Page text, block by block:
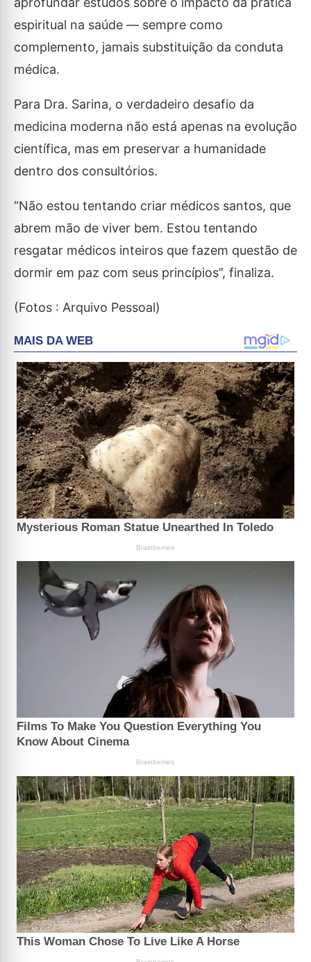
espiritual na saúde — sempre como
complemento, jamais substituição da conduta
médica.
Para Dra. Sarina, o verdadeiro desafio da
medicina moderna não está apenas na evolução
científica, mas em preservar a humanidade
dentro dos consultórios.
“Não estou tentando criar médicos santos, que
abrem mão de viver bem. Estou tentando
resgatar médicos inteiros que fazem questão de
dormir em paz com seus princípios”, finaliza.
(Fotos : Arquivo Pessoal)